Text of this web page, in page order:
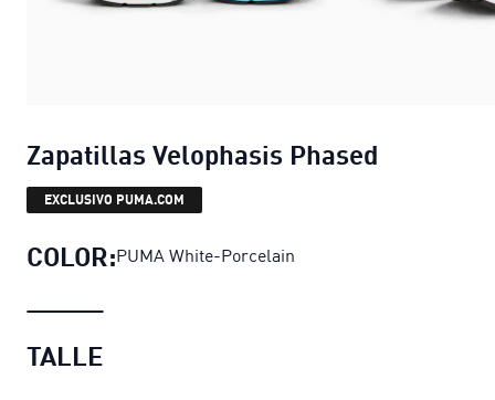
Zapatillas Velophasis Phased
EXCLUSIVO PUMA.COM
COLOR:PUMA White-Porcelain
TALLE